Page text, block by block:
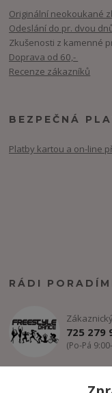
Originální neokoukané
Odeslání do pr. dvou
Zkušenosti z kamenné
Doprava od 60,-
Recenze zákazníků
BEZPEČNÁ
Platby kartou a on-line
RÁDI
725 279
(Po-Pá